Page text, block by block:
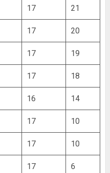
17 21
17 20
17 19
17 18
16 14
17 10
17 10
17 6